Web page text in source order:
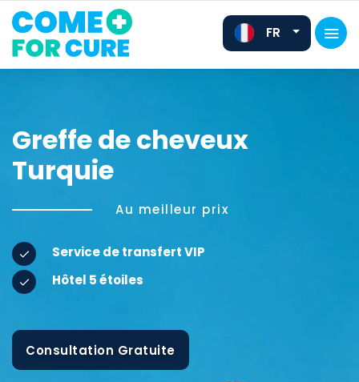
FR
Greffe de cheveux
Turquie
Au meilleur prix
Service de transfert VIP
Hôtel 5 étoiles
Consultation Gratuite